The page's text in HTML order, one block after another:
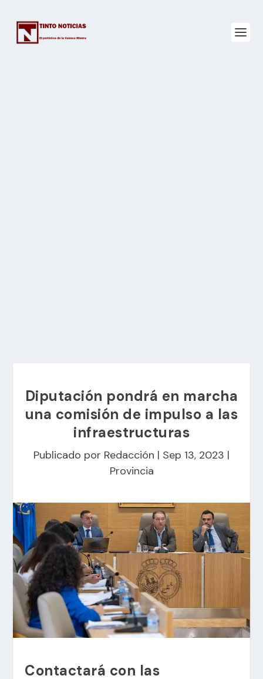
Diputación pondrá en marcha
una comisión de impulso a las
infraestructuras
Publicado por Redacción | Sep 13, 2023 |
Provincia
Contactará con las